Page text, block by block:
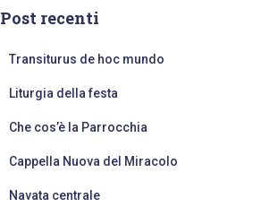
Post recenti
Transiturus de hoc mundo
Liturgia della festa
Che cos’è la Parrocchia
Cappella Nuova del Miracolo
Navata centrale